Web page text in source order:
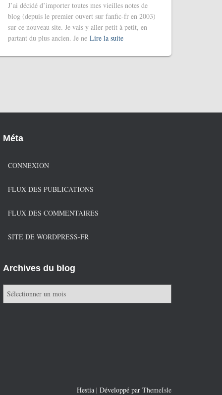
J’ai décidé d’importer toutes mes vieilles notes de
blog (depuis le premier ouvert sur fanfic-fr en 2003)
sur ce nouveau site. Je vais y aller petit à petit, en
partant du plus ancien. Je ne Lire la suite
Méta
CONNEXION
FLUX DES PUBLICATIONS
FLUX DES COMMENTAIRES
SITE DE WORDPRESS-FR
Archives du blog
r
s
Hestia | Développé par ThemeIsle